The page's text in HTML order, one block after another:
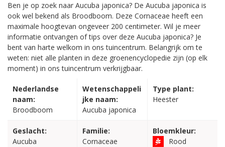
Ben je op zoek naar Aucuba japonica? De Aucuba japonica is
ook wel bekend als Broodboom. Deze Cornaceae heeft een
maximale hoogtevan ongeveer 200 centimeter. Wil je meer
informatie ontvangen of tips over deze Aucuba japonica? Je
bent van harte welkom in ons tuincentrum. Belangrijk om te
weten: niet alle planten in deze groenencyclopedie zijn (op elk
moment) in ons tuincentrum verkrijgbaar.
Nederlandse
naam:
Broodboom
Wetenschappeli
jke naam:
Aucuba japonica
Type plant:
Heester
Geslacht:
Aucuba
Familie:
Cornaceae
Bloemkleur:
Rood